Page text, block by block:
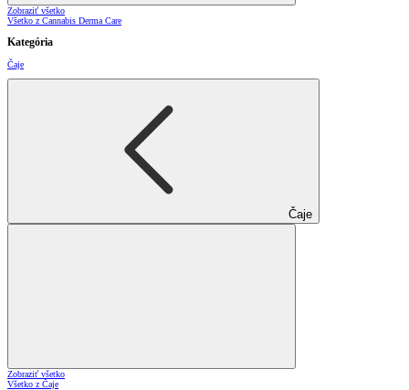
Zobraziť všetko
Všetko z Cannabis Derma Care
Kategória
Čaje
Čaje
Zobraziť všetko
Všetko z Čaje